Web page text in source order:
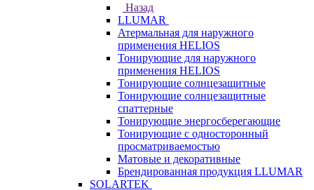
Назад
LLUMAR
Атермальная для наружного
применения HELIOS
Тонирующие для наружного
применения HELIOS
Тонирующие солнцезащитные
Тонирующие солнцезащитные
спаттерные
Тонирующие энергосберегающие
Тонирующие с односторонный
просматриваемостью
Матовые и декоративные
Брендированная продукция LLUMAR
SOLARTEK